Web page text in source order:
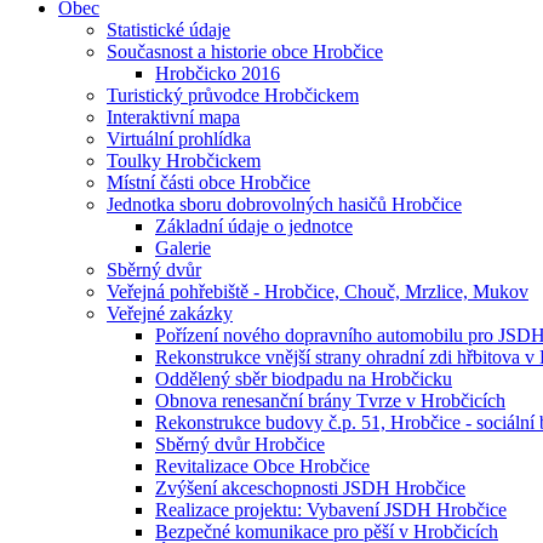
Obec
Statistické údaje
Současnost a historie obce Hrobčice
Hrobčicko 2016
Turistický průvodce Hrobčickem
Interaktivní mapa
Virtuální prohlídka
Toulky Hrobčickem
Místní části obce Hrobčice
Jednotka sboru dobrovolných hasičů Hrobčice
Základní údaje o jednotce
Galerie
Sběrný dvůr
Veřejná pohřebiště - Hrobčice, Chouč, Mrzlice, Mukov
Veřejné zakázky
Pořízení nového dopravního automobilu pro
Rekonstrukce vnější strany ohradní zdi hřbitova v
Oddělený sběr biodpadu na Hrobčicku
Obnova renesanční brány Tvrze v Hrobčicích
Rekonstrukce budovy č.p. 51, Hrobčice - sociální
Sběrný dvůr Hrobčice
Revitalizace Obce Hrobčice
Zvýšení akceschopnosti JSDH Hrobčice
Realizace projektu: Vybavení JSDH Hrobčice
Bezpečné komunikace pro pěší v Hrobčicích